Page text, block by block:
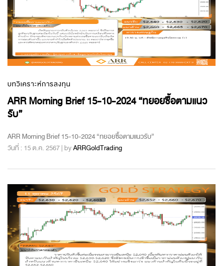
บทวิเคราะห์การลงทุน
ARR Morning Brief 15-10-2024 “ทยอยซื้อตามแนว
รับ”
ARR Morning Brief 15-10-2024 “ทยอยซื้อตามแนวรับ”
วันที่ : 15 ต.ค. 2567 | byARRGoldTrading